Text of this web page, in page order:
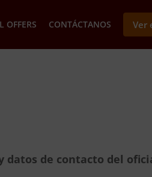
OFFERS CONTÁCTANOS Ver
datos de contacto del